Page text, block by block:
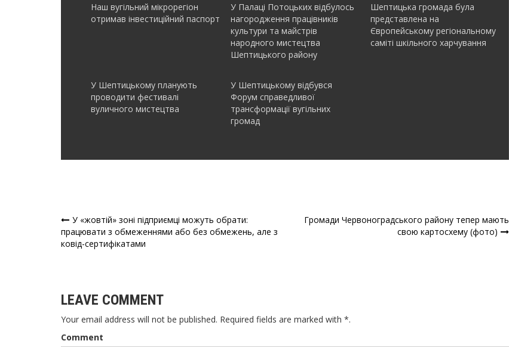
Наш вугільний мікрорегіон
отримав інвеcтиційний паспорт
У Палаці Потоцьких відбулось
нагородження працівників
культури та майстрів
народного мистецтва
Шептицького району
Шептицька громада була
представлена на
Європейському регіональному
саміті шкільного харчування
У Шептицькому планують
проводити фестивалі
вуличного мистецтва
У Шептицькому відбувся
Форум справедливої
трансформації вугільних
громад
Навігація
записів
У «жовтій» зоні підприємці можуть обрати:
працювати з обмеженнями або без обмежень, але з
ковід-сертифікатами
Громади Червоноградського району тепер мають
свою картосхему (фото)
LEAVE COMMENT
Your email address will not be published. Required fields are marked with *.
Comment